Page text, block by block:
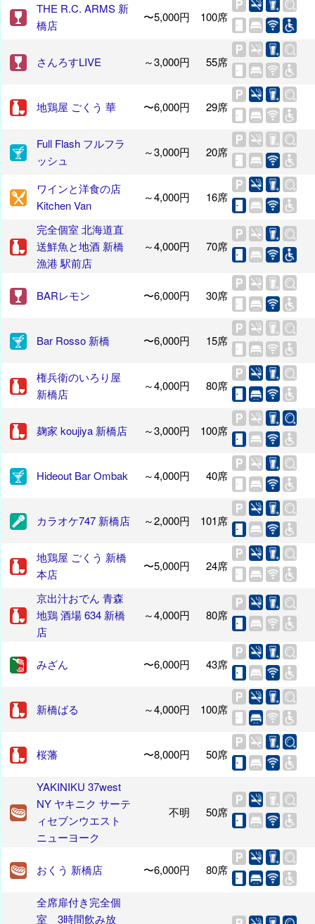
THE R.C. ARMS 新
橋店
〜5,000円 100席
さんろすLIVE ～3,000円 55席
地鶏屋 ごくう 華 〜6,000円 29席
Full Flash フルフラ
ッシュ
～3,000円 20席
ワインと洋食の店
Kitchen Van
～4,000円 16席
完全個室 北海道直
送鮮魚と地酒 新橋
漁港 駅前店
～4,000円 70席
BARレモン 〜6,000円 30席
Bar Rosso 新橋 〜6,000円 15席
権兵衛のいろり屋
新橋店
～4,000円 80席
麹家 koujiya 新橋店 ～3,000円 100席
Hideout Bar Ombak ～4,000円 40席
カラオケ747 新橋店 ～2,000円 101席
地鶏屋 ごくう 新橋
本店
〜5,000円 24席
京出汁おでん 青森
地鶏 酒場 634 新橋
店
～4,000円 80席
みざん 〜6,000円 43席
新橋ばる ～4,000円 100席
桜藩 〜8,000円 50席
YAKINIKU 37west
NY ヤキニク サーテ
ィセブンウエスト
ニューヨーク
不明 50席
おくう 新橋店 〜6,000円 80席
全席扉付き完全個
室 3時間飲み放